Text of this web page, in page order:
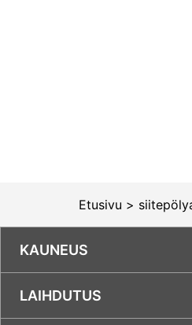
Etusivu >
KAUNEUS
LAIHDUTUS